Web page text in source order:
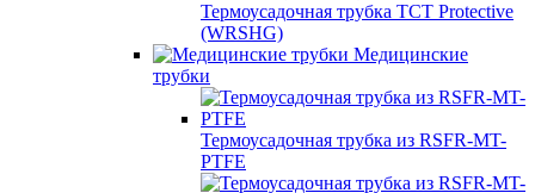
Термоусадочная трубка TCT Protective
(WRSHG)
Медицинские
трубки
Термоусадочная трубка из RSFR-MT-
PTFE